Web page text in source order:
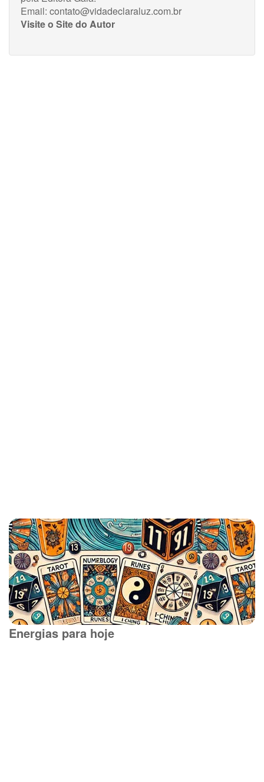
Email: contato@vidadeclaraluz.com.br
Visite o Site do Autor
Energias para hoje